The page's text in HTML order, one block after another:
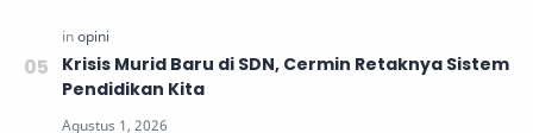
Krisis Murid Baru di SDN, Cermin Retaknya Sistem
Pendidikan Kita